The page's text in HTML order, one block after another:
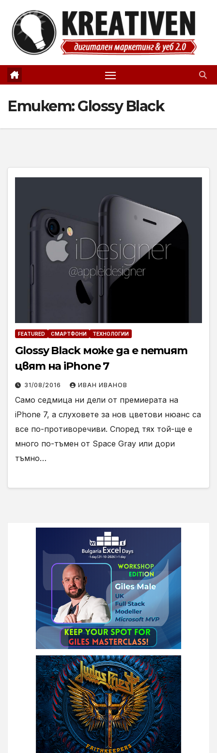
content
Етикет:Glossy Black
FEATURED СМАРТФОНИ ТЕХНОЛОГИИ
Glossy Black може да е петият
цвят на iPhone 7
31/08/2016 ИВАН ИВАНОВ
Само седмица ни дели от премиерата на
iPhone 7, а слуховете за нов цветови нюанс са
все по-противоречиви. Според тях той-ще е
много по-тъмен от Space Gray или дори
тъмно…